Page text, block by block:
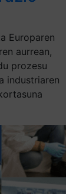
Europaren
aurrean,
prozesu
industriaren